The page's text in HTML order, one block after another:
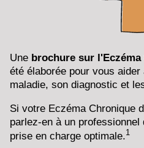
Une brochure sur
été élaborée pour vous
maladie, son diagnostic et
Si votre Eczéma Chronique
parlez-en à un
prise en charge optimale.1